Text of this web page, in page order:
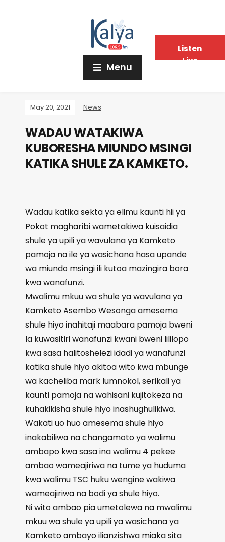
Menu
May 20, 2021 News
WADAU WATAKIWA
KUBORESHA MIUNDO MSINGI
KATIKA SHULE ZA KAMKETO.
Wadau katika sekta ya elimu kaunti hii ya
Pokot magharibi wametakiwa kuisaidia
shule ya upili ya wavulana ya Kamketo
pamoja na ile ya wasichana hasa upande
wa miundo msingi ili kutoa mazingira bora
kwa wanafunzi.
Mwalimu mkuu wa shule ya wavulana ya
Kamketo Asembo Wesonga amesema
shule hiyo inahitaji maabara pamoja bweni
la kuwasitiri wanafunzi kwani bweni lililopo
kwa sasa halitoshelezi idadi ya wanafunzi
katika shule hiyo akitoa wito kwa mbunge
wa kacheliba mark lumnokol, serikali ya
kaunti pamoja na wahisani kujitokeza na
kuhakikisha shule hiyo inashughulikiwa.
Wakati uo huo amesema shule hiyo
inakabiliwa na changamoto ya walimu
ambapo kwa sasa ina walimu 4 pekee
ambao wameajiriwa na tume ya huduma
kwa walimu TSC huku wengine wakiwa
wameajiriwa na bodi ya shule hiyo.
Ni wito ambao pia umetolewa na mwalimu
mkuu wa shule ya upili ya wasichana ya
Kamketo ambayo ilianzishwa miaka sita
Listen
Live